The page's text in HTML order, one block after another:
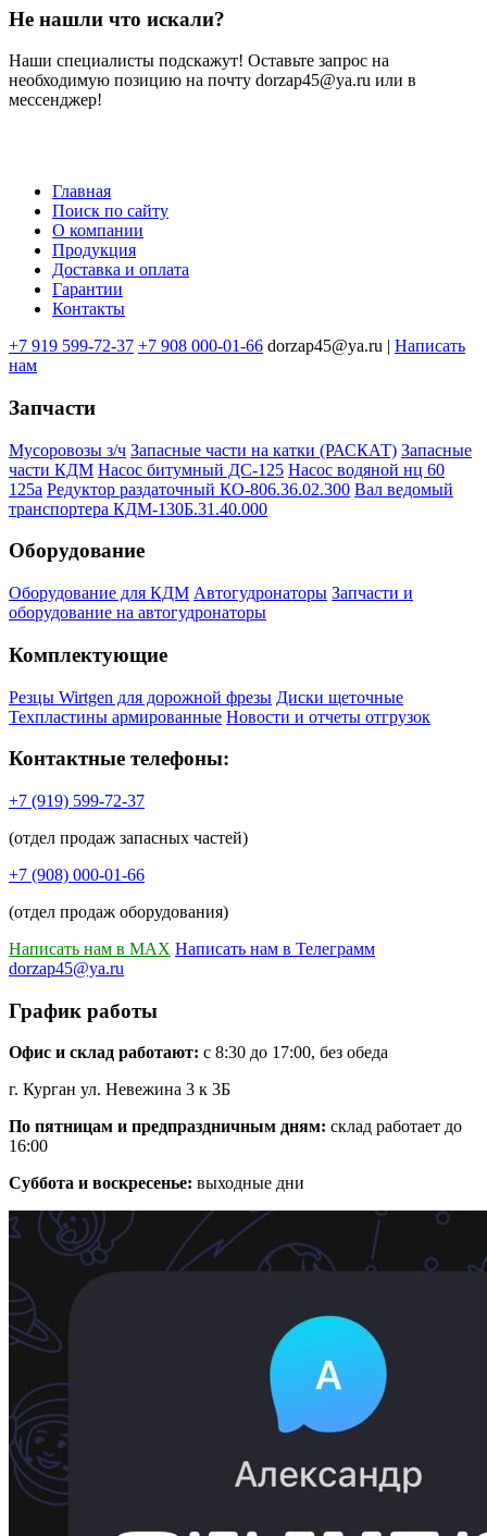
Не нашли что искали?
Наши специалисты подскажут! Оставьте запрос на
необходимую позицию на почту dorzap45@ya.ru или в
мессенджер!
Меню
подвале
Главная
Поиск по сайту
О компании
Продукция
Доставка и оплата
Гарантии
Контакты
+7 919 599-72-37 +7 908 000-01-66 dorzap45@ya.ru | Написать
нам
Запчасти
Мусоровозы з/ч Запасные части на катки (РАСКАТ) Запасные
части КДМ Насос битумный ДС-125 Насос водяной нц 60
125а Редуктор раздаточный КО-806.36.02.300 Вал ведомый
транспортера КДМ-130Б.31.40.000
Оборудование
Оборудование для КДМ Автогудронаторы Запчасти и
оборудование на автогудронаторы
Комплектующие
Резцы Wirtgen для дорожной фрезы Диски щеточные
Техпластины армированные Новости и отчеты отгрузок
Контактные телефоны:
+7 (919) 599-72-37
(отдел продаж запасных частей)
+7 (908) 000-01-66
(отдел продаж оборудования)
Написать нам в MAX Написать нам в Телеграмм
dorzap45@ya.ru
График работы
Офис и склад работают: с 8:30 до 17:00, без обеда
г. Курган ул. Невежина 3 к 3Б
По пятницам и предпраздничным дням: склад работает до
16:00
Суббота и воскресенье: выходные дни